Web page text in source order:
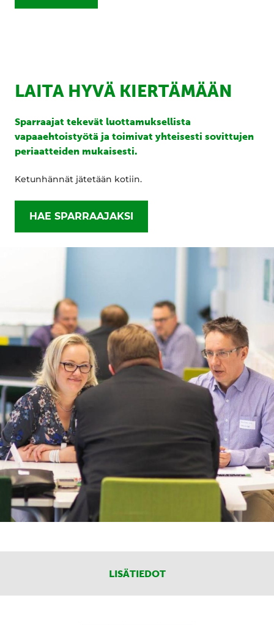
LAITA HYVÄ KIERTÄMÄÄN
Sparraajat tekevät luottamuksellista
vapaaehtoistyötä ja toimivat yhteisesti sovittujen
periaatteiden mukaisesti.
Ketunhännät jätetään kotiin.
HAE SPARRAAJAKSI
LISÄTIEDOT